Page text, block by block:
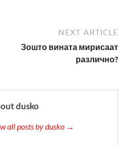
NEXT ARTICLE
Зошто вината мирисаат
различно?
dusko
all posts by dusko →